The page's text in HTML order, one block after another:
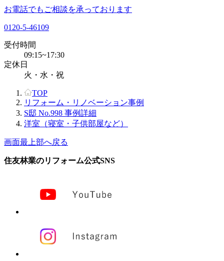
お電話でもご相談を承っております
0120-5-46109
受付時間
09:15~17:30
定休日
火・水・祝
TOP
リフォーム・リノベーション事例
S邸 No.998 事例詳細
洋室（寝室・子供部屋など）
画面最上部へ戻る
住友林業のリフォーム公式SNS